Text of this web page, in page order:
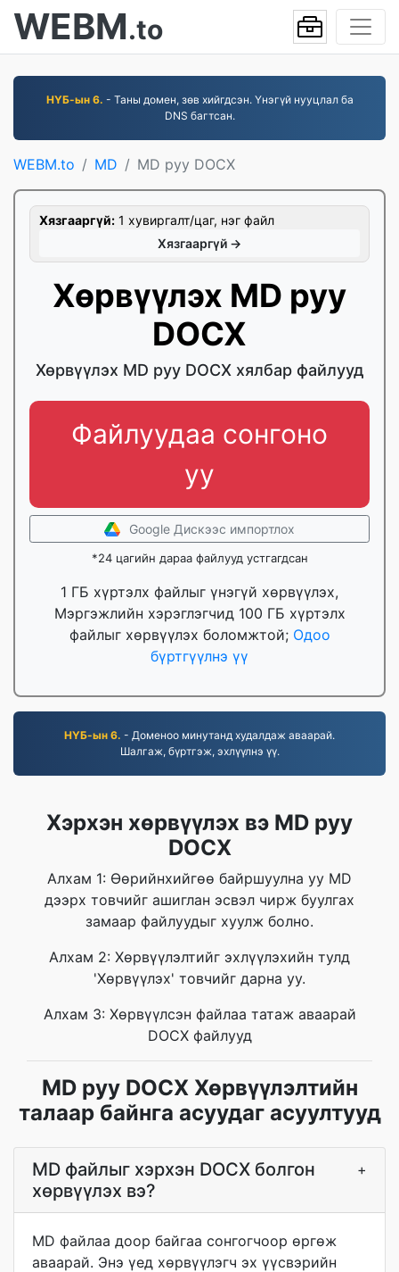
WEBM.to
НҮБ-ын 6. - Таны домен, зөв хийгдсэн. Үнэгүй нууцлал ба
DNS багтсан.
WEBM.to MD MD руу DOCX
Хязгааргүй: 1 хувиргалт/цаг, нэг файл
Хязгааргүй →
Хөрвүүлэх MD руу
DOCX
Хөрвүүлэх MD руу DOCX хялбар файлууд
Файлуудаа сонгоно
уу
Google Дискээс импортлох
*24 цагийн дараа файлууд устгагдсан
1 ГБ хүртэлх файлыг үнэгүй хөрвүүлэх,
Мэргэжлийн хэрэглэгчид 100 ГБ хүртэлх
файлыг хөрвүүлэх боломжтой; Одоо
бүртгүүлнэ үү
НҮБ-ын 6. - Доменоо минутанд худалдаж аваарай.
Шалгаж, бүртгэж, эхлүүлнэ үү.
Хэрхэн хөрвүүлэх вэ MD руу
DOCX
Алхам 1: Өөрийнхийгөө байршуулна уу MD
дээрх товчийг ашиглан эсвэл чирж буулгах
замаар файлуудыг хуулж болно.
Алхам 2: Хөрвүүлэлтийг эхлүүлэхийн тулд
'Хөрвүүлэх' товчийг дарна уу.
Алхам 3: Хөрвүүлсэн файлаа татаж аваарай
DOCX файлууд
MD руу DOCX Хөрвүүлэлтийн
талаар байнга асуудаг асуултууд
MD файлыг хэрхэн DOCX болгон
хөрвүүлэх вэ?
+
MD файлаа доор байгаа сонгогчоор өргөж
аваарай. Энэ үед хөрвүүлэгч эх үүсвэрийн